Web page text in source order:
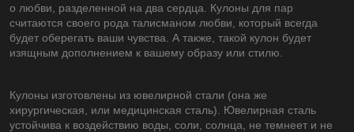
о любви, разделенной на два сердца. Кулоны для пар
считаются своего рода талисманом любви, который всегда
будет оберегать ваши чувства. А также, такой кулон будет
изящным дополнением к вашему образу или стилю.
Кулоны изготовлены из ювелирной стали (она же
хирургическая, или медицинская сталь). Ювелирная сталь
устойчива к воздействию воды, соли, солнца, не темнеет и не